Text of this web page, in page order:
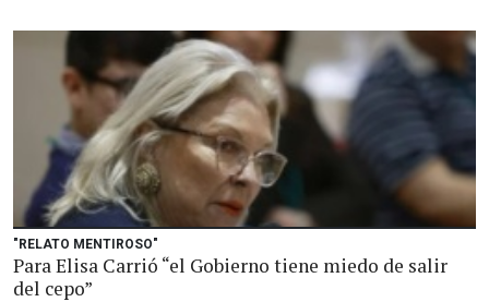
"RELATO MENTIROSO"
Para Elisa Carrió “el Gobierno tiene miedo de salir
del cepo”